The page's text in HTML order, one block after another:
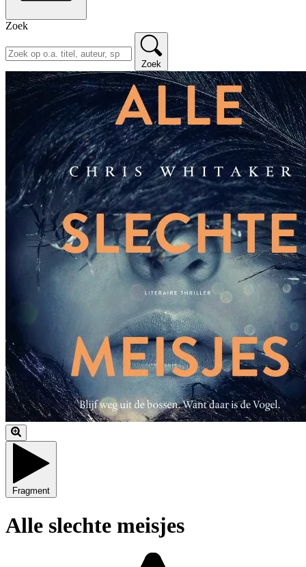
Zoek
Zoek
Fragment
Alle slechte meisjes